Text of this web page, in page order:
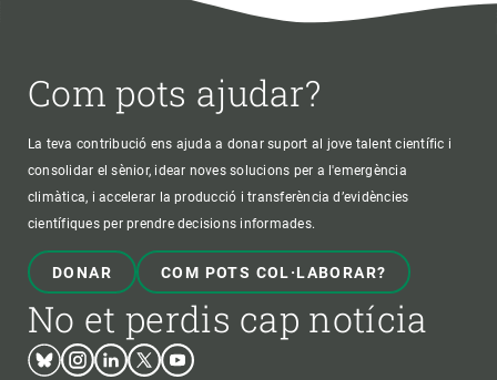
Com pots ajudar?
La teva contribució ens ajuda a donar suport al jove talent científic i
consolidar el sènior, idear noves solucions per a l'emergència
climàtica, i accelerar la producció i transferència d’evidències
científiques per prendre decisions informades.
DONAR COM POTS COL·LABORAR?
No et perdis cap notícia
BlueskyInstagram
LinkedinTwitterYoutube